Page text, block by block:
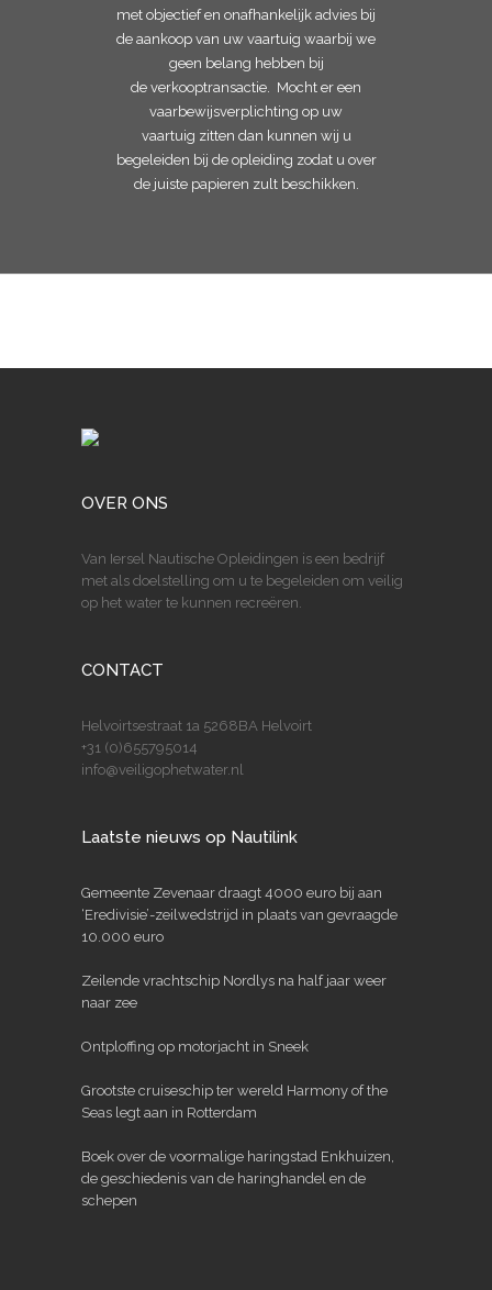
met objectief en onafhankelijk advies bij
de aankoop van uw vaartuig waarbij we
geen belang hebben bij
de verkooptransactie. Mocht er een
vaarbewijsverplichting op uw
vaartuig zitten dan kunnen wij u
begeleiden bij de opleiding zodat u over
de juiste papieren zult beschikken.
OVER ONS
Van Iersel Nautische Opleidingen is een bedrijf
met als doelstelling om u te begeleiden om veilig
op het water te kunnen recreëren.
CONTACT
Helvoirtsestraat 1a 5268BA Helvoirt
+31 (0)655795014
info@veiligophetwater.nl
Laatste nieuws op Nautilink
Gemeente Zevenaar draagt 4000 euro bij aan
‘Eredivisie’-zeilwedstrijd in plaats van gevraagde
10.000 euro
Zeilende vrachtschip Nordlys na half jaar weer
naar zee
Ontploffing op motorjacht in Sneek
Grootste cruiseschip ter wereld Harmony of the
Seas legt aan in Rotterdam
Boek over de voormalige haringstad Enkhuizen,
de geschiedenis van de haringhandel en de
schepen